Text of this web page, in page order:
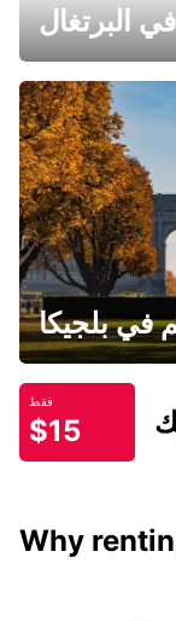
البرتغال
في بلجيكا
فقط
$15
Why